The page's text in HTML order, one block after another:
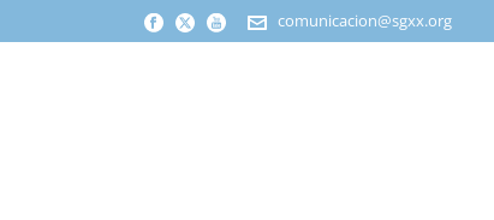
comunicacion@sgxx.org